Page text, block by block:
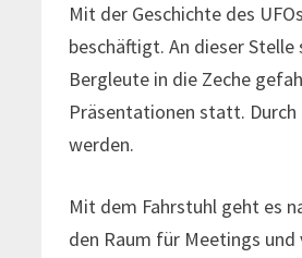
Mit der Geschichte des
beschäftigt. An dieser
Bergleute in die Zeche
Präsentationen statt. Durch
werden.
Mit dem Fahrstuhl geht es
den Raum für Meetings